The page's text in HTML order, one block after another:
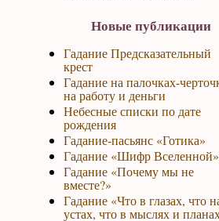
Новые публикации
Гадание Предсказательный
крест
Гадание на палочках-
на работу и деньги
Небесные списки по дате
рождения
Гадание-пасьянс «Готика»
Гадание «Шифр Вселенной»
Гадание «Почему мы не
вместе?»
Гадание «Что в глазах, что
устах, что в мыслях и